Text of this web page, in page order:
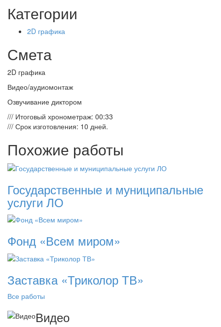
Категории
2D графика
Смета
2D графика
Видео/аудиомонтаж
Озвучивание диктором
/// Итоговый хронометраж: 00:33
/// Срок изготовления: 10 дней.
Похожие работы
Государственные и муниципальные
услуги ЛО
Фонд «Всем миром»
Заставка «Триколор ТВ»
Все работы
Видео